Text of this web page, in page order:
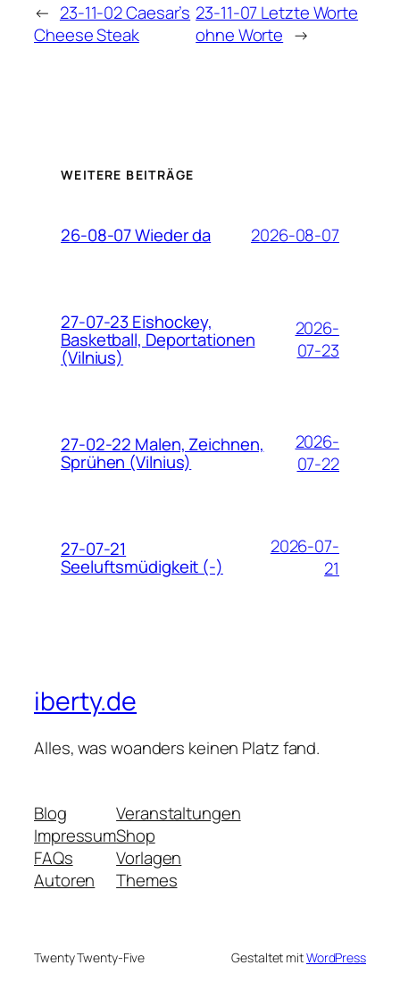
← 23-11-02 Caesar’s
Cheese Steak
23-11-07 Letzte Worte
ohne Worte →
WEITERE BEITRÄGE
26-08-07 Wieder da 2026-08-07
27-07-23 Eishockey,
Basketball, Deportationen
(Vilnius)
2026-
07-23
27-02-22 Malen, Zeichnen,
Sprühen (Vilnius)
2026-
07-22
27-07-21
Seeluftsmüdigkeit (-)
2026-07-
21
iberty.de
Alles, was woanders keinen Platz fand.
Blog
Impressum
FAQs
Autoren
Veranstaltungen
Shop
Vorlagen
Themes
Twenty Twenty-Five Gestaltet mitWordPress